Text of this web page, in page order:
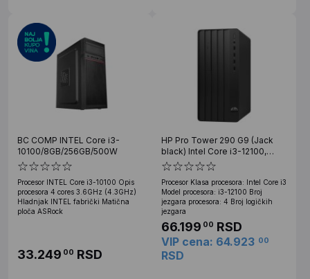
BC COMP INTEL Core i3-
10100/8GB/256GB/500W
Procesor INTEL Core i3-10100 Opis
procesora 4 cores 3.6GHz (4.3GHz)
Hladnjak INTEL fabrički Matična
ploča ASRock
33.249 00 RSD
HP Pro Tower 290 G9 (Jack
black) Intel Core i3-12100,
8GB, 512GB SSD (B70TCAT)
Procesor Klasa procesora: Intel Core i3
Model procesora: i3-12100 Broj
jezgara procesora: 4 Broj logičkih
jezgara
66.199 00 RSD
VIP cena: 64.923 00
RSD